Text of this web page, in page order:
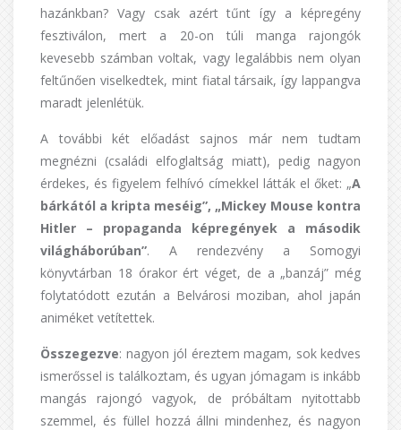
hazánkban? Vagy csak azért tűnt így a képregény
fesztiválon, mert a 20-on túli manga rajongók
kevesebb számban voltak, vagy legalábbis nem olyan
feltűnően viselkedtek, mint fiatal társaik, így lappangva
maradt jelenlétük.
A további két előadást sajnos már nem tudtam
megnézni (családi elfoglaltság miatt), pedig nagyon
érdekes, és figyelem felhívó címekkel látták el őket: „A
bárkától a kripta meséig”, „Mickey Mouse kontra
Hitler – propaganda képregények a második
világháborúban”. A rendezvény a Somogyi
könyvtárban 18 órakor ért véget, de a „banzáj” még
folytatódott ezután a Belvárosi moziban, ahol japán
animéket vetítettek.
Összegezve: nagyon jól éreztem magam, sok kedves
ismerőssel is találkoztam, és ugyan jómagam is inkább
mangás rajongó vagyok, de próbáltam nyitottabb
szemmel, és füllel hozzá állni mindenhez, és nagyon